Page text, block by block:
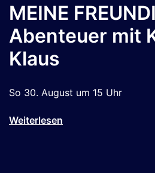
MEINE
Abenteuer mit
Klaus
So 30. August um 15 Uhr
Weiterlesen